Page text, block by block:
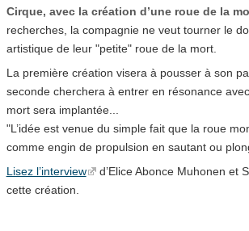
Cirque, avec la création d’une roue de la
recherches, la compagnie ne veut tourner le
artistique de leur "petite" roue de la mort.
La première création visera à pousser à son
seconde cherchera à entrer en résonance
mort sera implantée...
"L’idée est venue du simple fait que la roue
comme engin de propulsion en sautant ou
Lisez l’interview
d’Elice Abonce Muhonen et
cette création.